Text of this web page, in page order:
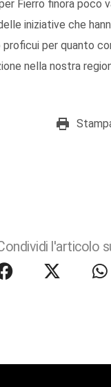
Fierro finora poco
iniziative che
per quanto
nella nostra
l'articolo